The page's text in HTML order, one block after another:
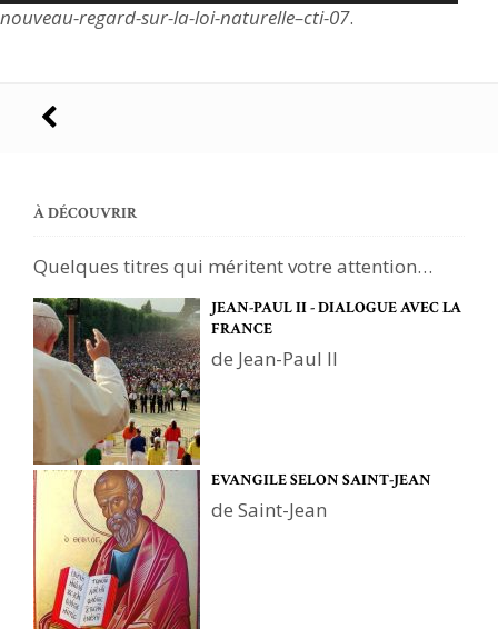
nouveau-regard-sur-la-loi-naturelle–cti-07.
Navigation
articles
À DÉCOUVRIR
Quelques titres qui méritent votre attention…
JEAN-PAUL II - DIALOGUE AVEC LA
FRANCE
de Jean-Paul II
EVANGILE SELON SAINT-JEAN
de Saint-Jean